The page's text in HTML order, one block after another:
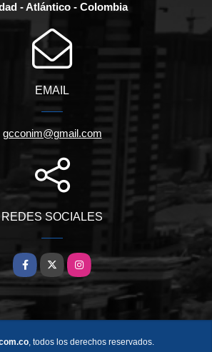
- Atlántico - Colombia
EMAIL
gcconim@gmail.com
REDES SOCIALES
Facebook
X Instagram
, todos los derechos reservados.